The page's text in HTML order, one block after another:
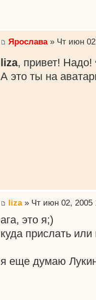
Ярослава» Чт июн
liza, привет! Надо!
А это ты на
liza» Чт июн 02, 2005
ага, это я;)
куда прислать
я еще думаю